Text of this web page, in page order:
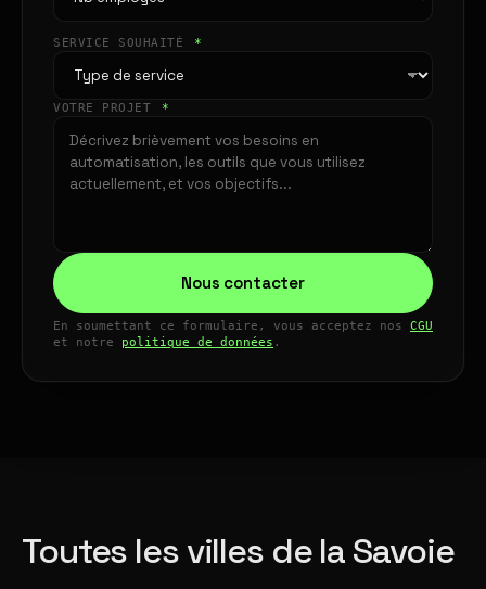
SERVICE SOUHAITÉ *
VOTRE PROJET *
Nous contacter
En soumettant ce formulaire, vous acceptez nos CGU
et notre politique de données .
Toutes les villes de la Savoie